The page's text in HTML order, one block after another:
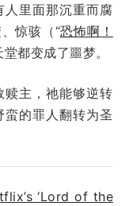
里面那沉重而腐
惊骇（“恐怖啊！
都变成了噩梦。
主，祂能够逆转
的罪人翻转为圣
‘Lord of the